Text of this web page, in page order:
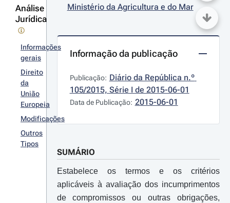
Análise
Jurídica
Informações
gerais
Direito
da
União
Europeia
Modificações
Outros
Tipos
Ministério da Agricultura e do Mar
Informação da publicação
Publicação: Diário da República n.º
105/2015, Série I de 2015-06-01
Data de Publicação: 2015-06-01
SUMÁRIO
Estabelece os termos e os critérios
aplicáveis à avaliação dos incumprimentos
de compromissos ou outras obrigações,